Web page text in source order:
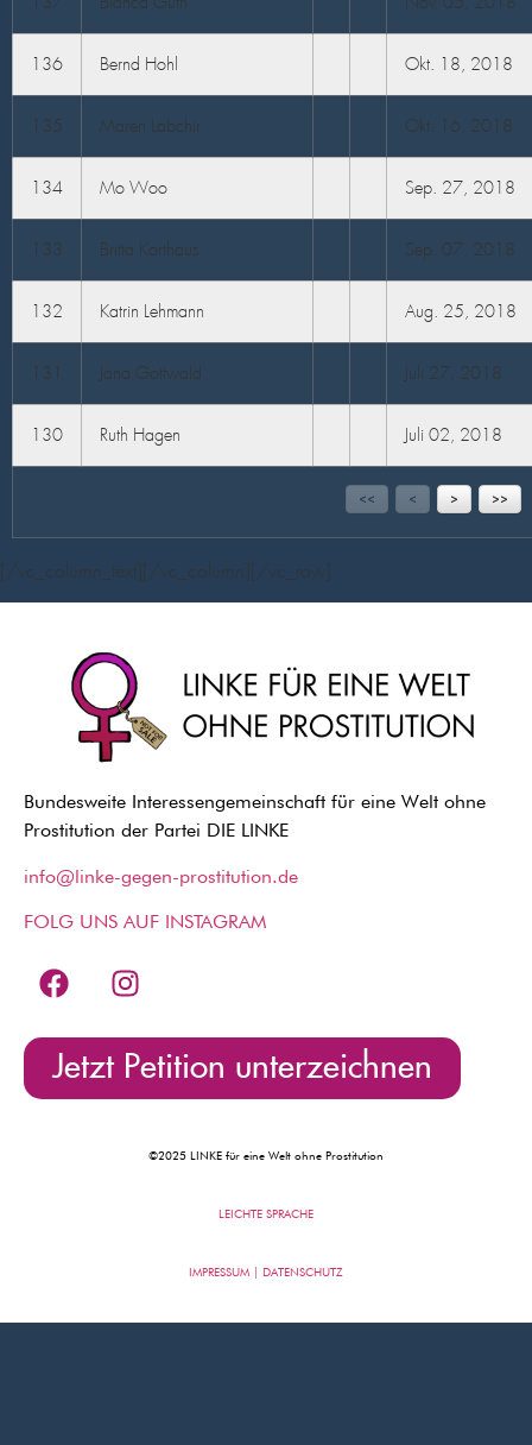
136 Bernd Hohl Okt. 18, 2018
135 Maren Labchir Okt. 16, 2018
134 Mo Woo Sep. 27, 2018
133 Britta Korthaus Sep. 07, 2018
132 Katrin Lehmann Aug. 25, 2018
131 Jana Gottwald Juli 27, 2018
130 Ruth Hagen Juli 02, 2018
<< < > >>
[/vc_column_text][/vc_column][/vc_row]
Bundesweite Interessengemeinschaft für eine Welt ohne
Prostitution der Partei DIE LINKE
info@linke-gegen-prostitution.de
FOLG UNS AUF INSTAGRAM
Jetzt Petition unterzeichnen
©2025 LINKE für eine Welt ohne Prostitution
LEICHTE SPRACHE
IMPRESSUM | DATENSCHUTZ